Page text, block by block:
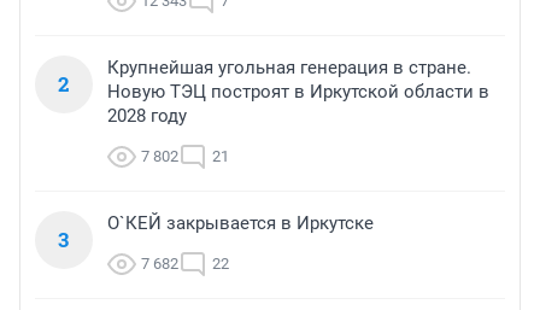
2
Крупнейшая угольная генерация в стране.
Новую ТЭЦ построят в Иркутской области в
2028 году
7 802 21
3
О`КЕЙ закрывается в Иркутске
7 682 22